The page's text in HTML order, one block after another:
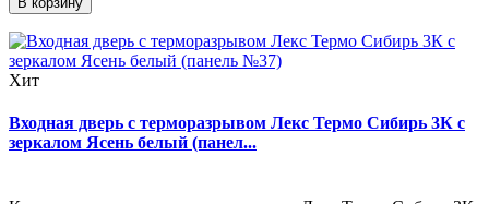
Хит
Входная дверь с терморазрывом Лекс Термо Сибирь 3К с
зеркалом Ясень белый (панел...